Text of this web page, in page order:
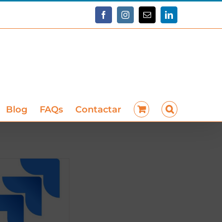
FacebookInstagramCorreo
electrónico
LinkedIn
Blog FAQs Contactar
Terminada